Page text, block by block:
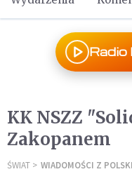
KK NSZZ
Zakopanem
ŚWIAT WIADOMOŚCI Z POLSKI